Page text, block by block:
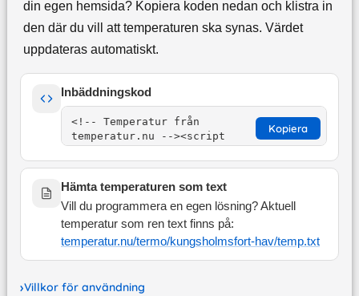
din egen hemsida? Kopiera koden nedan och klistra in
den där du vill att temperaturen ska synas. Värdet
uppdateras automatiskt.
Inbäddningskod
Kopiera
Hämta temperaturen som text
Vill du programmera en egen lösning? Aktuell
temperatur som ren text finns på:
temperatur.nu/termo/kungsholmsfort-hav/temp.txt
Villkor för användning